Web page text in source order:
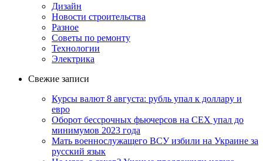
Дизайн
Новости строительства
Разное
Советы по ремонту
Технологии
Электрика
Свежие записи
Курсы валют 8 августа: рубль упал к доллару и
евро
Оборот бессрочных фьючерсов на CEX упал до
минимумов 2023 года
Мать военнослужащего ВСУ избили на Украине за
русский язык